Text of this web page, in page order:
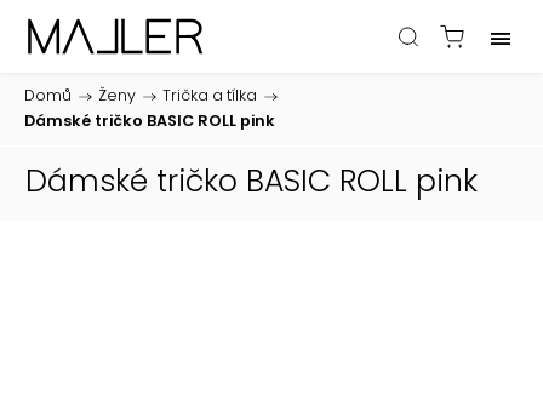
Domů / Ženy / Trička a tílka /
Dámské tričko BASIC ROLL pink
Dámské tričko BASIC ROLL pink